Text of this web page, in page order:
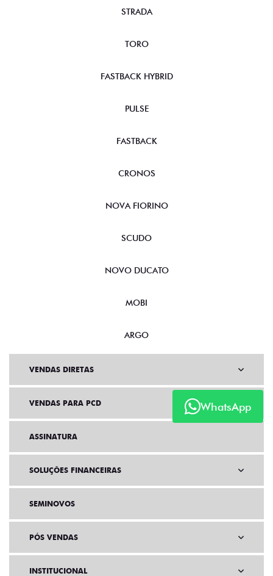
WhatsApp
STRADA
TORO
FASTBACK HYBRID
PULSE
FASTBACK
CRONOS
NOVA FIORINO
SCUDO
NOVO DUCATO
MOBI
ARGO
VENDAS DIRETAS
VENDAS PARA PCD
ASSINATURA
SOLUÇÕES FINANCEIRAS
SEMINOVOS
PÓS VENDAS
INSTITUCIONAL